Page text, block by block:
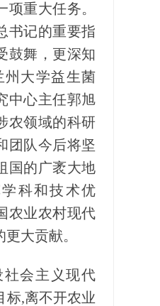
重大任务。
书记的重要指
鼓舞，更深知
州大学益生菌
中心主任郭旭
农领域的科研
团队今后将坚
国的广袤大地
学科和技术优
农业农村现代
大贡献。
社会主义现代
标,离不开农业